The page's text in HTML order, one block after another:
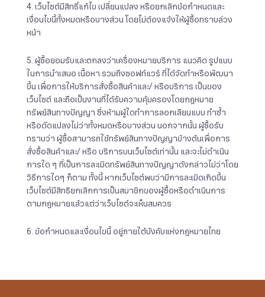
4. เว็บไซต์มีสิทธิ์แก้ไข เปลี่ยนแปลง หรือยกเลิกข้อกำหนดและ
เงื่อนไขนี้ทั้งหมดหรือบางส่วน โดยไม่ต้องแจ้งให้ผู้ซื้อทราบล่วง
หน้า
5. ผู้ซื้อยอมรับและตกลงว่าเครื่องหมายบริการ แนวคิด รูปแบบ
ในการนำเสนอ เนื้อหา รวมถึงซอฟท์แวร์ ที่ได้จัดทำหรือพัฒนา
ขึ้น เพื่อการให้บริการสั่งซื้อสินค้าและ/ หรือบริการ เป็นของ
เว็บไซต์ และถือเป็นงานที่ได้รับความคุ้มครองโดยกฎหมาย
ทรัพย์สินทางปัญญา ซึ่งห้ามผู้ใดทำการลอกเลียนแบบ ทำซ้ำ
หรือดัดแปลงไม่ว่าทั้งหมดหรือบางส่วน นอกจากนั้น ผู้ซื้อรับ
ทราบว่า ผู้ซื้อสามารถใช้ทรัพย์สินทางปัญญาข้างต้นเพื่อการ
สั่งซื้อสินค้าและ/ หรือ บริการบนเว็บไซต์เท่านั้น และจะไม่ดำเนิน
การใด ๆ ที่เป็นการละเมิดทรัพย์สินทางปัญญาดังกล่าวไม่ว่าโดย
วิธีการใดๆ ก็ตาม ทั้งนี้ หากเว็บไซต์พบว่ามีการละเมิดเกิดขึ้น
เว็บไซต์มีสิทธิยกเลิกการเป็นสมาชิกของผู้ซื้อหรือดำเนินการ
ตามกฎหมายแล้วแต่ว่าเว็บไซต์จะเห็นสมควร
6. ข้อกำหนดและเงื่อนไขนี้ อยู่ภายใต้บังคับแห่งกฎหมายไทย